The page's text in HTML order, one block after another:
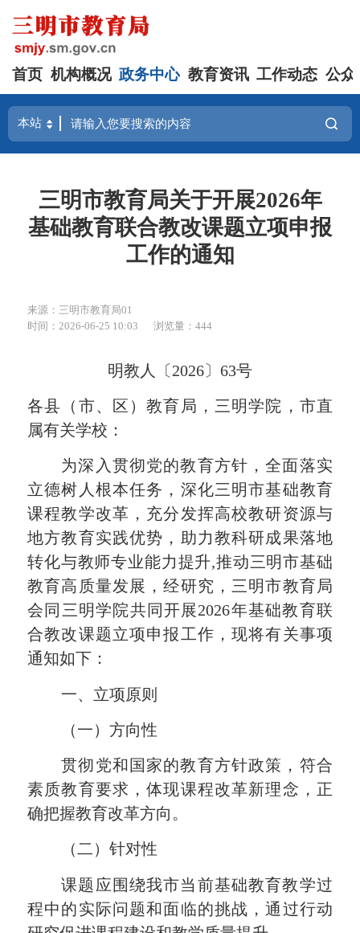
首页 机构概况 政务中心 教育资讯 工作动态 公众
三明市教育局关于开展2026年
基础教育联合教改课题立项申报
工作的通知
来源：三明市教育局01
时间：2026-06-25 10:03
浏览量：444
明教人〔2026〕63号
各县（市、区）教育局 ， 三明学院， 市直
属有关学校：
为深入贯彻党的教育方针，全面落实
立德树人根本任务，深化三明市基础教育
课程教学改革，充分发挥高校教研资源与
地方教育实践优势，助力教科研成果落地
转化与教师专业能力提升,推动三明市基础
教育高质量发展，经研究，三明市教育局
会同三明学院共同开展2026年基础教育联
合教改课题立项申报工作 ，现将有关事项
通知如下：
一、 立项原则
（一）方向性
贯彻党和国家的教育方针政策，符合
素质教育要求，体现课程改革新理念，正
确把握教育改革方向。
（二）‌针对性
课题应 围绕我市当前基础教育教学过
程中的实际问题和面临的挑战 ，通过行动